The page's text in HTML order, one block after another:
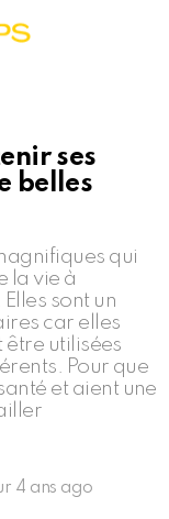
ses
belles
qui
la vie à
sont un
car elles
être utilisées
Pour que
et aient une
4 ans ago